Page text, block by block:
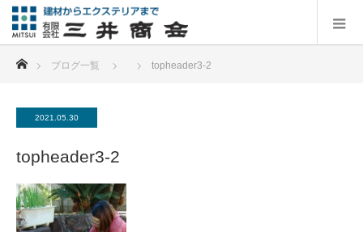
ブログ一覧 topheader3-2
2021.05.30
topheader3-2